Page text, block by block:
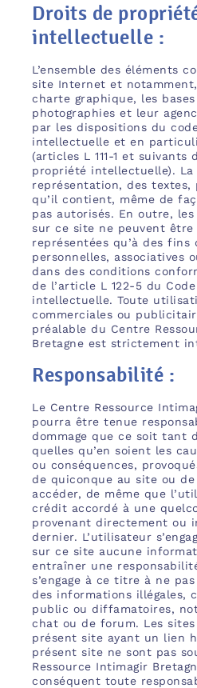
Droits de
intellectuelle :
L’ensemble des éléments
site Internet et
charte graphique, les
photographies et leur
par les dispositions du
intellectuelle et en
(articles L 111-1 et suivants
propriété intellectuelle).
représentation, des textes,
qu’il contient, même de
pas autorisés. En outre,
sur ce site ne peuvent être
représentées qu’à des fins
personnelles, associatives
dans des conditions
de l’article L 122-5 du
intellectuelle. Toute
commerciales ou
préalable du Centre
Bretagne est strictement
Responsabilité :
Le Centre Ressource
pourra être tenue
dommage que ce soit tant
quelles qu’en soient les
ou conséquences,
de quiconque au site ou de
accéder, de même que
crédit accordé à une
provenant directement ou
dernier. L’utilisateur
sur ce site aucune
entraîner une
s’engage à ce titre à ne
des informations illégales,
public ou diffamatoires,
chat ou de forum. Les
présent site ayant un lien
présent site ne sont pas
Ressource Intimagir
conséquent toute